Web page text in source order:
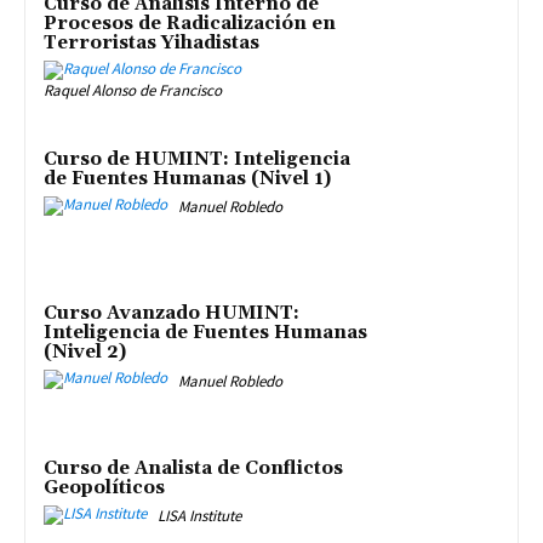
Procesos de Radicalización en
Terroristas Yihadistas
Raquel Alonso de Francisco
Curso de HUMINT: Inteligencia
de Fuentes Humanas (Nivel 1)
Manuel Robledo
Curso Avanzado HUMINT:
Inteligencia de Fuentes Humanas
(Nivel 2)
Manuel Robledo
Curso de Analista de Conflictos
Geopolíticos
LISA Institute